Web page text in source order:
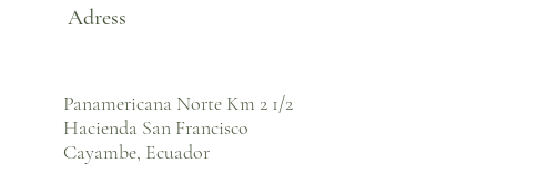
Adress
Panamericana Norte Km 2 1/2
Hacienda San Francisco
Cayambe, Ecuador